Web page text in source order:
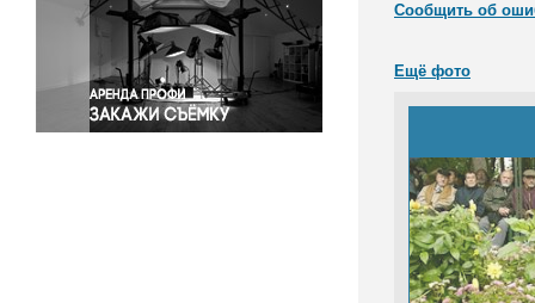
Спорт
Экология
Экономика и бизнес
Сообщить об
Ещё фото